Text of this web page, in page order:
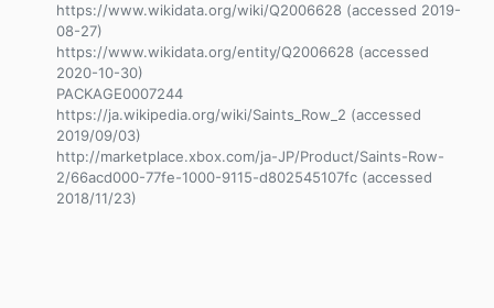
https://www.wikidata.org/wiki/Q2006628 (accessed 2019-
08-27)
https://www.wikidata.org/entity/Q2006628 (accessed
2020-10-30)
PACKAGE0007244
https://ja.wikipedia.org/wiki/Saints_Row_2 (accessed
2019/09/03)
http://marketplace.xbox.com/ja-JP/Product/Saints-Row-
2/66acd000-77fe-1000-9115-d802545107fc (accessed
2018/11/23)